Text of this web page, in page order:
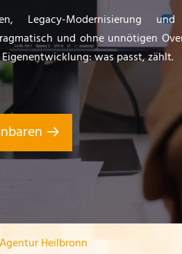
Legacy-Modernisierung
und ohne unnötigen
was passt, zählt.
Heilbronn